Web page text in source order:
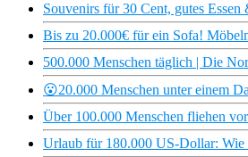
Souvenirs für 30 Cent, gutes
Bis zu 20.000€ für ein Sofa!
500.000 Menschen täglich | Die
😮20.000 Menschen unter einem
Über 100.000 Menschen fliehen
Urlaub für 180.000 US-Dollar: Wie